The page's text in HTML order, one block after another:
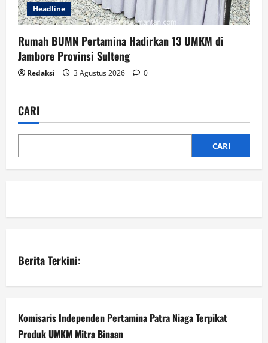
Headline
Rumah BUMN Pertamina Hadirkan 13 UMKM di
Jambore Provinsi Sulteng
Redaksi 3 Agustus 2026 0
CARI
CARI
Berita Terkini:
Komisaris Independen Pertamina Patra Niaga Terpikat
Produk UMKM Mitra Binaan